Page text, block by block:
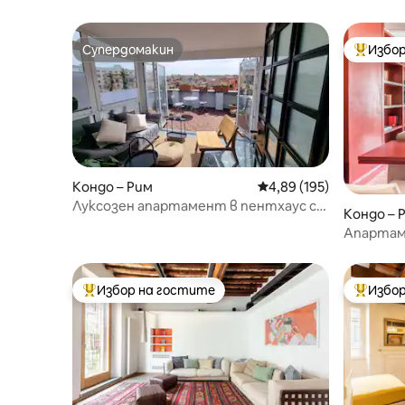
Супердомакин
Супердомакин
Кондо – Рим Средна оценка: 4,89
4,89 (195)
Луксозен апартамент в пентхаус с
Най-
Кондо –
Най-популярен избор на гостите
Избор на гостите Най-